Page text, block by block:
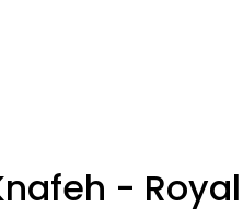
- Royal